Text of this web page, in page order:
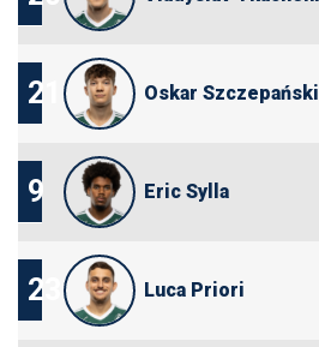
21 Oskar Szczepański
9 Eric Sylla
23 Luca Priori